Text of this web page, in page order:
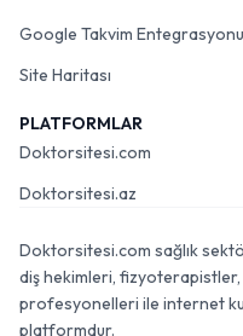
Google Takvim Entegrasyonu
Site Haritası
PLATFORMLAR
Doktorsitesi.com
Doktorsitesi.az
Doktorsitesi.com sağlık
diş hekimleri,
profesyonelleri ile internet
platformdur.